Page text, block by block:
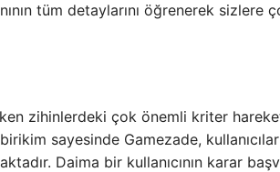
tüm detaylarını öğrenerek sizlere
zihinlerdeki çok önemli kriter
sayesinde Gamezade,
Daima bir kullanıcının karar